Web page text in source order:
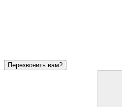
Перезвонить вам?